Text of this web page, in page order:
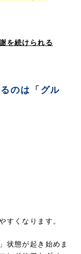
を続けられる
のは「グル
すくなります。
状態が起き始めま